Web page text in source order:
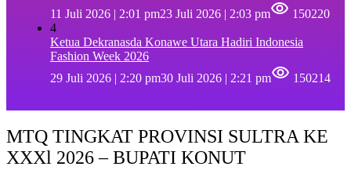
11 Juli 2026 | 2:01 pm23 Juli 2026 | 2:03 pm
150220
4
Ketua Dekranasda Konawe Utara Hadiri Indonesia
Fashion Week 2026
29 Juli 2026 | 2:20 pm30 Juli 2026 | 2:21 pm 150214
MTQ TINGKAT PROVINSI SULTRA KE
XXXl 2026 – BUPATI KONUT